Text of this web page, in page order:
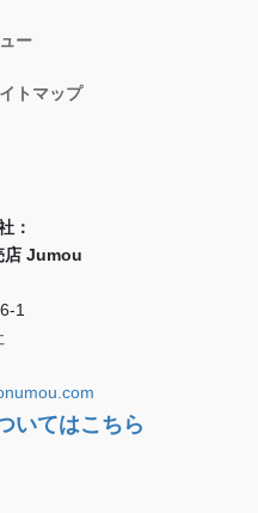
ー
トマップ
：
店 Jumou
1
いてはこちら